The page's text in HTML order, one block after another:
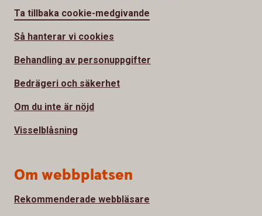
Ta tillbaka cookie-medgivande
Så hanterar vi cookies
Behandling av personuppgifter
Bedrägeri och säkerhet
Om du inte är nöjd
Visselblåsning
Om webbplatsen
Rekommenderade webbläsare